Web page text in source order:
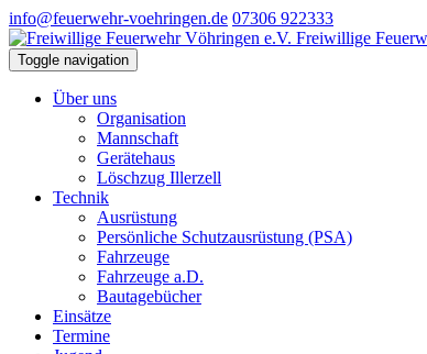
info@feuerwehr-voehringen.de 07306 922333
Freiwillige
Toggle navigation
Über uns
Organisation
Mannschaft
Gerätehaus
Löschzug Illerzell
Technik
Ausrüstung
Persönliche Schutzausrüstung (PSA)
Fahrzeuge
Fahrzeuge a.D.
Bautagebücher
Einsätze
Termine